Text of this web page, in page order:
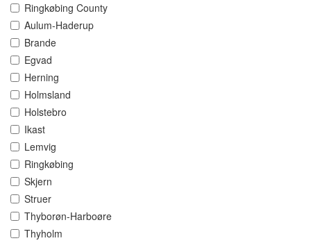
Ringkøbing County
Aulum-Haderup
Brande
Egvad
Herning
Holmsland
Holstebro
Ikast
Lemvig
Ringkøbing
Skjern
Struer
Thyborøn-Harboøre
Thyholm